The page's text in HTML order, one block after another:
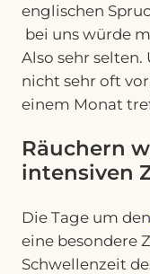
englischen
bei uns würde
Also sehr
nicht sehr oft
einem Monat
Räuchern
intensiven
Die Tage um den
eine besondere
Schwellenzeit